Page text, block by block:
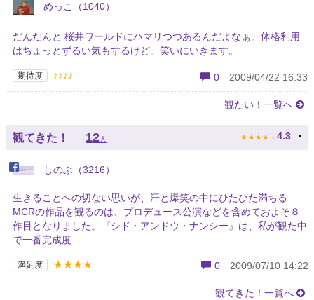
めっこ（1040）
だんだんと 桜井ワールドにハマリつつあるんだよなぁ。体格利用
はちょっとずるい気もするけど。笑いにいきます。
期待度 ♪♪♪♪ 0 2009/04/22 16:33
観たい！一覧へ
観てきた！ 12 人 ★ ★ ★ ★ ★ 4.3
しのぶ（3216）
生きることへの切ない思いが、汗と爆笑の中にひたひた満ちる
MCRの作品を観るのは、プロデュース公演などを含めておよそ８
作目となりました。『シド・アンドウ・ナンシー』は、私が観た中
で一番完成度...
満足度 ★★★★ 0 2009/07/10 14:22
観てきた！一覧へ